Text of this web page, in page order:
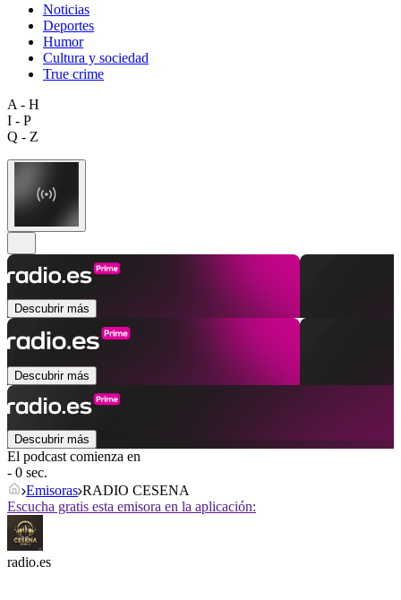
Noticias
Deportes
Humor
Cultura y sociedad
True crime
A - H
I - P
Q - Z
Descubrir más
Descubrir más
Descubrir más
El podcast comienza en
- 0 sec.
Emisoras RADIO CESENA
Escucha gratis esta emisora en la aplicación:
radio.es